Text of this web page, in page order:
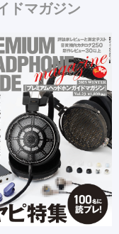
ドマガジン